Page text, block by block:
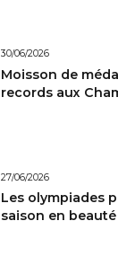
30/06/2026
Moisson de
records aux
27/06/2026
Les olympiades
saison en beauté